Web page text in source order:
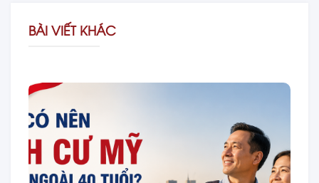
BÀI VIẾT KHÁC